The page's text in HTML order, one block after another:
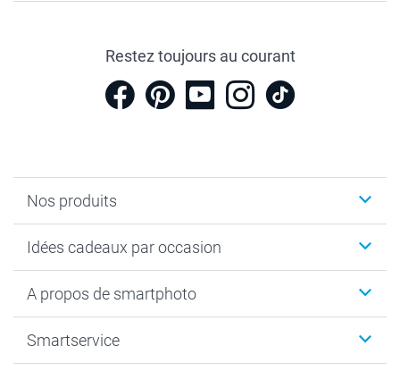
Restez toujours au courant
Nos produits
Calendrier photo & Agenda photo
Tirage photo & agrandissement
Faire-part & Cartes
Idées cadeaux par occasion
Anniversaire
Naissance & baptême
A propos de smartphoto
Plan du site
Smartservice